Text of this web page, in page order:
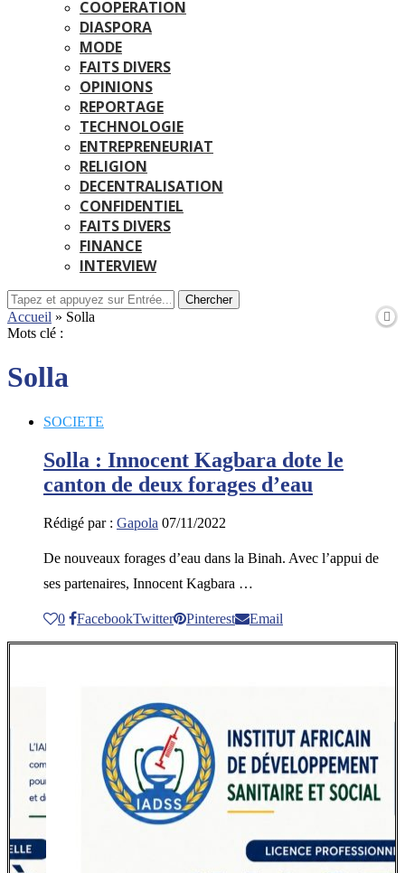
COOPERATION
DIASPORA
MODE
FAITS DIVERS
OPINIONS
REPORTAGE
TECHNOLOGIE
ENTREPRENEURIAT
RELIGION
DECENTRALISATION
CONFIDENTIEL
FAITS DIVERS
FINANCE
INTERVIEW
Chercher
Accueil » Solla
Mots clé :
Solla
SOCIETE
Solla : Innocent Kagbara dote le
canton de deux forages d’eau
Rédigé par : Gapola 07/11/2022
De nouveaux forages d’eau dans la Binah. Avec l’appui de
ses partenaires, Innocent Kagbara …
0 FacebookTwitter Pinterest Email